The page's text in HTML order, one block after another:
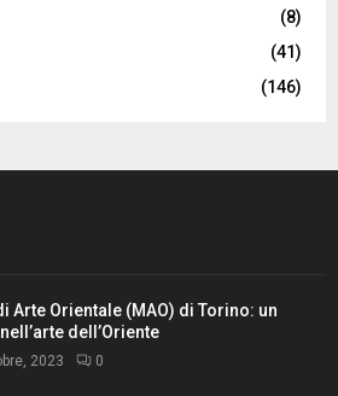
(8)
(41)
(146)
Arte Orientale (MAO) di Torino: un
dell’Oriente
2023 0